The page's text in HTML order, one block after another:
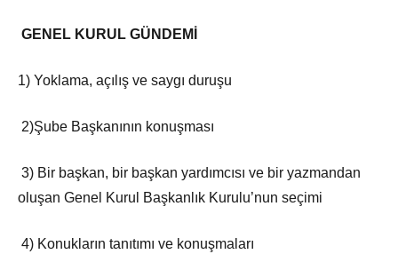
GENEL KURUL GÜNDEMİ
1) Yoklama, açılış ve saygı duruşu
2)Şube Başkanının konuşması
3) Bir başkan, bir başkan yardımcısı ve bir yazmandan
oluşan Genel Kurul Başkanlık Kurulu’nun seçimi
4) Konukların tanıtımı ve konuşmaları